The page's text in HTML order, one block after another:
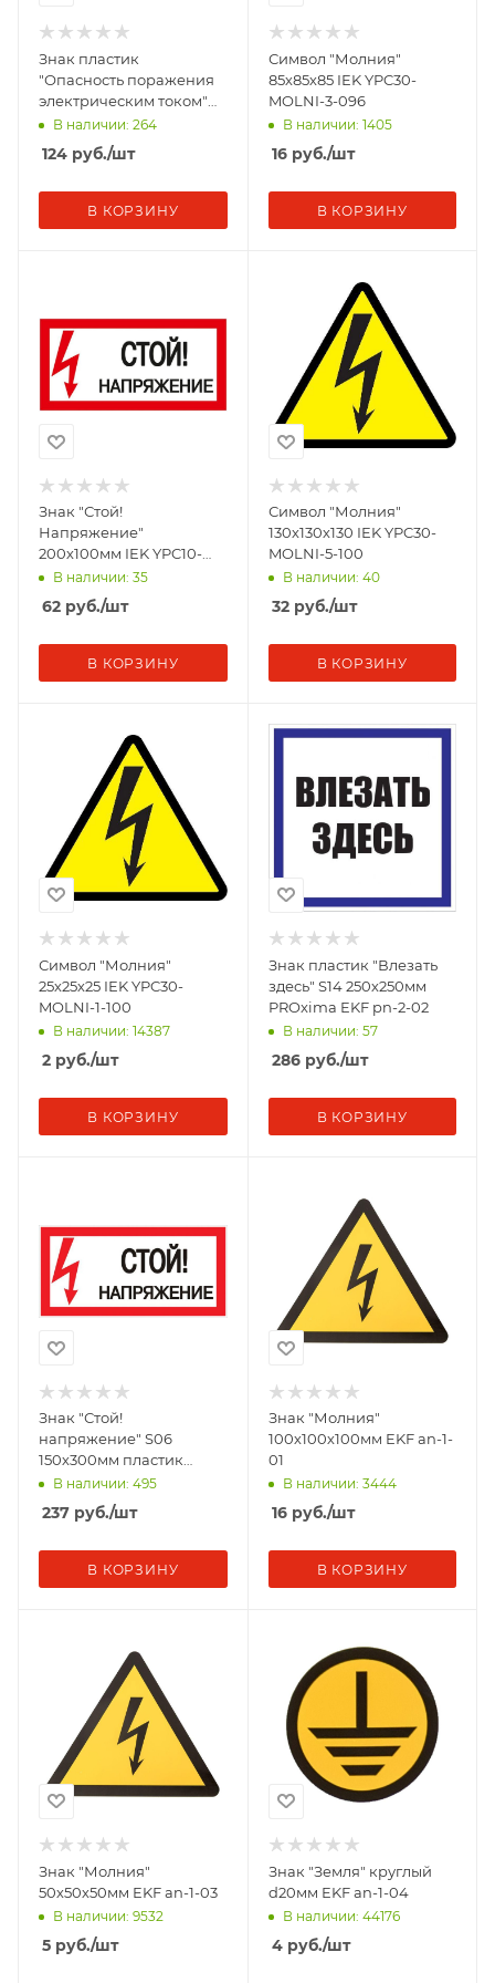
Знак пластик
"Опасность поражения
электрическим током"
(Молния) W08 150х150мм
PROxima EKF pn-1-02
В наличии: 264
124 руб./шт
В КОРЗИНУ
Символ "Молния"
85х85х85 IEK YPC30-
MOLNI-3-096
В наличии: 1405
16руб./шт
В КОРЗИНУ
Знак "Стой!
Напряжение"
200х100мм IEK YPC10-
STNAP-5-010
В наличии: 35
62 руб./шт
В КОРЗИНУ
Символ "Молния"
130х130х130 IEK YPC30-
MOLNI-5-100
В наличии: 40
32руб./шт
В КОРЗИНУ
Символ "Молния"
25х25х25 IEK YPC30-
MOLNI-1-100
В наличии: 14387
2 руб./шт
В КОРЗИНУ
Знак пластик "Влезать
здесь" S14 250х250мм
PROxima EKF pn-2-02
В наличии: 57
286руб./шт
В КОРЗИНУ
Знак "Стой!
напряжение" S06
150х300мм пластик
PROxima EKF pn-2-06
В наличии: 495
237 руб./шт
В КОРЗИНУ
Знак "Молния"
100х100х100мм EKF an-1-
01
В наличии: 3444
16руб./шт
В КОРЗИНУ
Знак "Молния"
50х50х50мм EKF an-1-03
В наличии: 9532
5 руб./шт
Знак "Земля" круглый
d20мм EKF an-1-04
В наличии: 44176
4руб./шт